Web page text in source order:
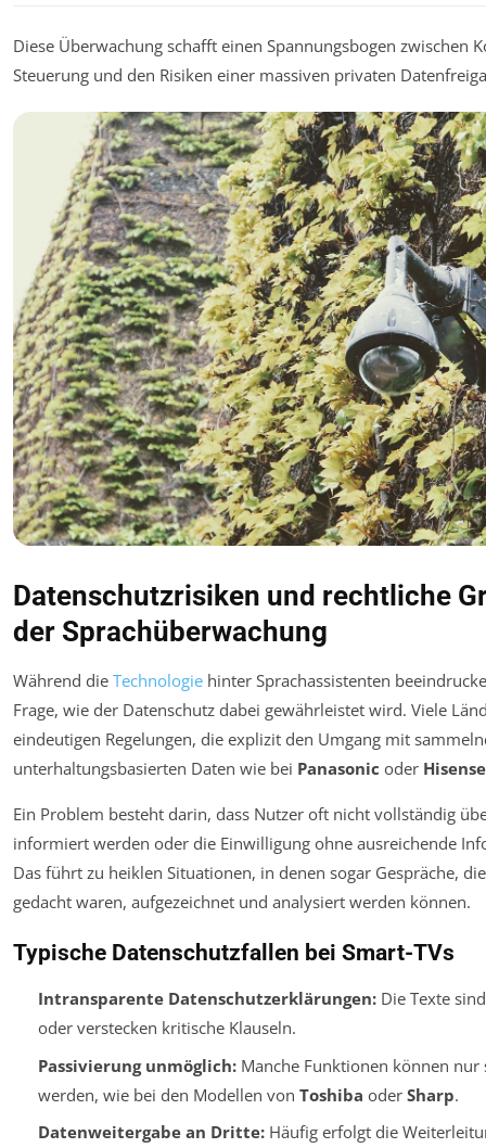
Diese Überwachung schafft einen Spannungsbogen zwischen
Steuerung und den Risiken einer massiven privaten
Datenschutzrisiken und rechtliche
der Sprachüberwachung
Während die Technologie hinter Sprachassistenten
Frage, wie der Datenschutz dabei gewährleistet wird. Viele
eindeutigen Regelungen, die explizit den Umgang mit
unterhaltungsbasierten Daten wie bei Panasonic oder Hisense
Ein Problem besteht darin, dass Nutzer oft nicht vollständig
informiert werden oder die Einwilligung ohne ausreichende
Das führt zu heiklen Situationen, in denen sogar Gespräche,
gedacht waren, aufgezeichnet und analysiert werden können.
Typische Datenschutzfallen bei Smart-TVs
Intransparente Datenschutzerklärungen:Die Texte
oder verstecken kritische Klauseln.
Passivierung unmöglich:Manche Funktionen können nur
werden, wie bei den Modellen von Toshiba oder Sharp.
Datenweitergabe an Dritte:Häufig erfolgt die